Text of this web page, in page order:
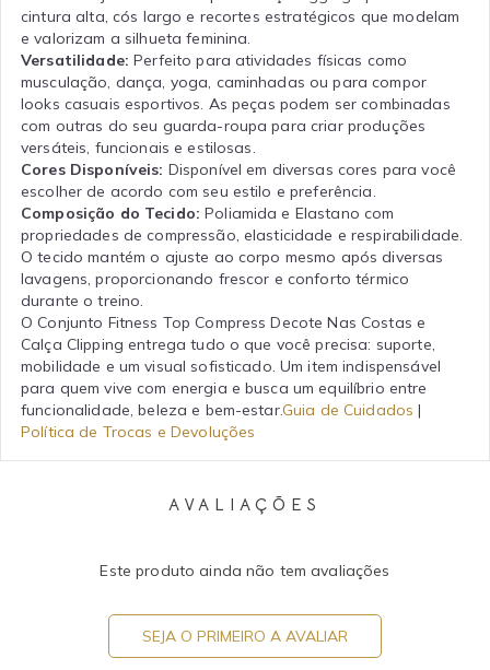
cintura alta, cós largo e recortes estratégicos que modelam
e valorizam a silhueta feminina.
Versatilidade: Perfeito para atividades físicas como
musculação, dança, yoga, caminhadas ou para compor
looks casuais esportivos. As peças podem ser combinadas
com outras do seu guarda-roupa para criar produções
versáteis, funcionais e estilosas.
Cores Disponíveis: Disponível em diversas cores para você
escolher de acordo com seu estilo e preferência.
Composição do Tecido: Poliamida e Elastano com
propriedades de compressão, elasticidade e respirabilidade.
O tecido mantém o ajuste ao corpo mesmo após diversas
lavagens, proporcionando frescor e conforto térmico
durante o treino.
O Conjunto Fitness Top Compress Decote Nas Costas e
Calça Clipping entrega tudo o que você precisa: suporte,
mobilidade e um visual sofisticado. Um item indispensável
para quem vive com energia e busca um equilíbrio entre
funcionalidade, beleza e bem-estar.Guia de Cuidados |
Política de Trocas e Devoluções
AVALIAÇÕES
Este produto ainda não tem avaliações
SEJA O PRIMEIRO A AVALIAR